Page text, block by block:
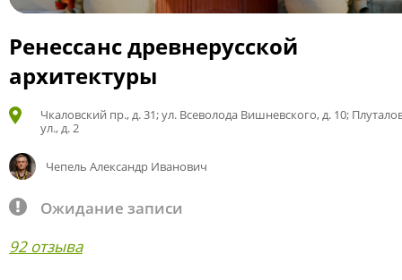
Ренессанс древнерусской
архитектуры
Чкаловский пр., д. 31; ул. Всеволода Вишневского, д. 10;
ул., д. 2
Чепель Александр Иванович
Ожидание записи
92 отзыва